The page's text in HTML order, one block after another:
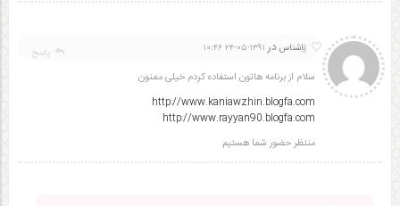
4
ناشناس در ۱۳۹۱-۰۵-۲۴ ۱۰:۴۶
سلام از برنامه هاتون استفاده کردم خیلی ممنون
http://www.kaniawzhin.blogfa.com
http://www.rayyan90.blogfa.com
منتظر حضور شما هستیم.
پاسخ